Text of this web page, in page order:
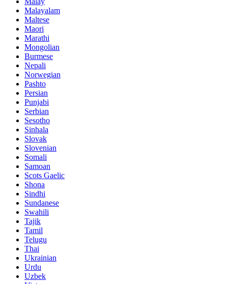
Malayalam
Maltese
Maori
Marathi
Mongolian
Burmese
Nepali
Norwegian
Pashto
Persian
Punjabi
Serbian
Sesotho
Sinhala
Slovak
Slovenian
Somali
Samoan
Scots Gaelic
Shona
Sindhi
Sundanese
Swahili
Tajik
Tamil
Telugu
Thai
Ukrainian
Urdu
Uzbek